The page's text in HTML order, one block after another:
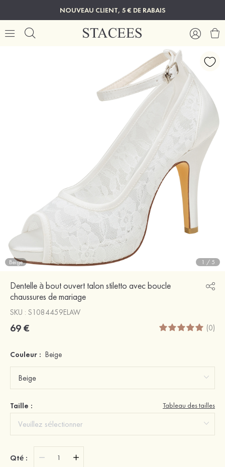
NOUVEAU CLIENT, 5 € DE RABAIS
Beige 1 / 5
Dentelle à bout ouvert talon stiletto avec boucle
chaussures de mariage
SKU : S1084459ELAW
69 € (0)
Couleur : Beige
Taille : Tableau des tailles
Qté :